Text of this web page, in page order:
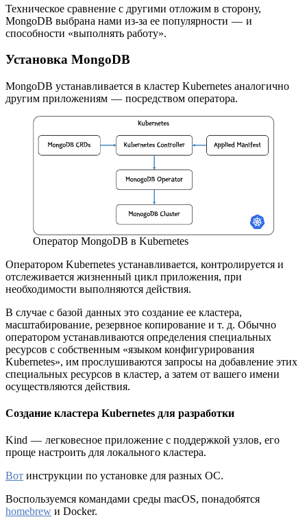
Техническое сравнение с другими отложим в сторону,
MongoDB выбрана нами из-за ее популярности — и
способности «выполнять работу».
Установка MongoDB
MongoDB устанавливается в кластер Kubernetes аналогично
другим приложениям — посредством оператора.
Оператор MongoDB в Kubernetes
Оператором Kubernetes устанавливается, контролируется и
отслеживается жизненный цикл приложения, при
необходимости выполняются действия.
В случае с базой данных это создание ее кластера,
масштабирование, резервное копирование и т. д. Обычно
оператором устанавливаются определения специальных
ресурсов с собственным «языком конфигурирования
Kubernetes», им прослушиваются запросы на добавление этих
специальных ресурсов в кластер, а затем от вашего имени
осуществляются действия.
Создание кластера Kubernetes для разработки
Kind — легковесное приложение с поддержкой узлов, его
проще настроить для локального кластера.
Вот инструкции по установке для разных ОС.
Воспользуемся командами среды macOS, понадобятся
homebrew и Docker.